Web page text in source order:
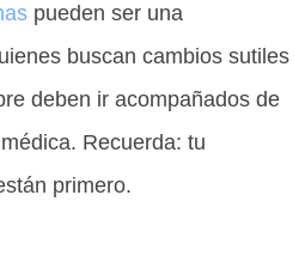
pueden ser una
buscan cambios sutiles
deben ir acompañados de
Recuerda: tu
primero.